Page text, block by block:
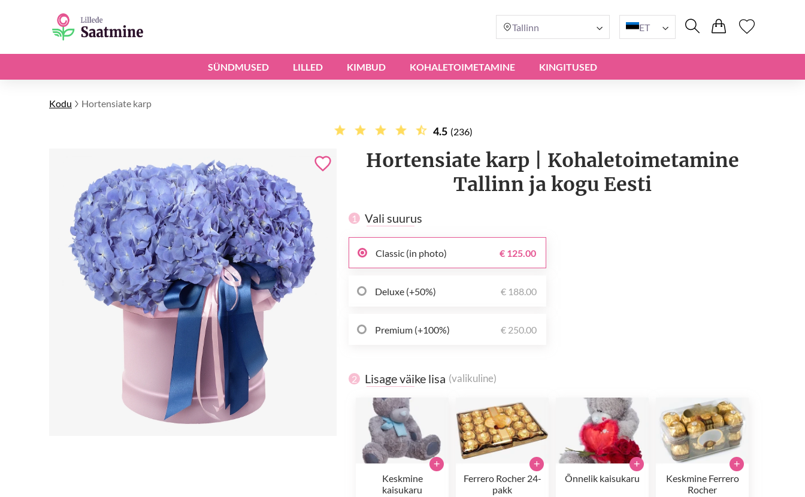
Tallinn ET
SÜNDMUSED LILLED KIMBUD KOHALETOIMETAMINE KINGITUSED
Kodu Hortensiate karp
4.5 (236)
Hortensiate karp | Kohaletoimetamine
Tallinn ja kogu Eesti
1 Vali suurus
Classic (in photo) € 125.00
Deluxe (+50%) € 188.00
Premium (+100%) € 250.00
2 Lisage väike lisa (valikuline)
Keskmine
kaisukaru
+
Ferrero Rocher 24-
pakk
+
Õnnelik kaisukaru
+
Keskmine Ferrero
Rocher
+